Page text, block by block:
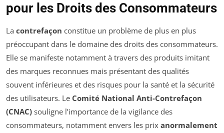
pour les Droits des Consommateurs
La contrefaçon constitue un problème de plus en plus
préoccupant dans le domaine des droits des consommateurs.
Elle se manifeste notamment à travers des produits imitant
des marques reconnues mais présentant des qualités
souvent inférieures et des risques pour la santé et la sécurité
des utilisateurs. Le Comité National Anti-Contrefaçon
(CNAC) souligne l’importance de la vigilance des
consommateurs, notamment envers les prix anormalement